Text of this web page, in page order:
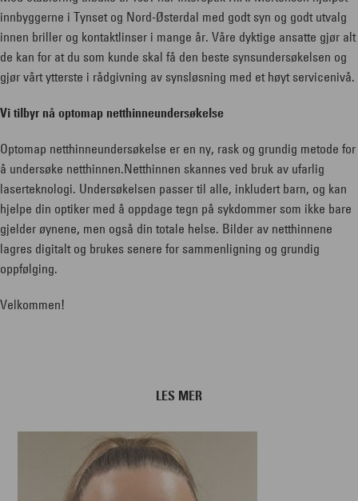
innbyggerne i Tynset og Nord-Østerdal med godt syn og godt utvalg
innen briller og kontaktlinser i mange år. Våre dyktige ansatte gjør alt
de kan for at du som kunde skal få den beste synsundersøkelsen og
gjør vårt ytterste i rådgivning av synsløsning med et høyt servicenivå.
Vi tilbyr nå optomap netthinneundersøkelse
Optomap netthinneundersøkelse er en ny, rask og grundig metode for
å undersøke netthinnen.Netthinnen skannes ved bruk av ufarlig
laserteknologi. Undersøkelsen passer til alle, inkludert barn, og kan
hjelpe din optiker med å oppdage tegn på sykdommer som ikke bare
gjelder øynene, men også din totale helse. Bilder av netthinnene
lagres digitalt og brukes senere for sammenligning og grundig
oppfølging.
Velkommen!
LES MER